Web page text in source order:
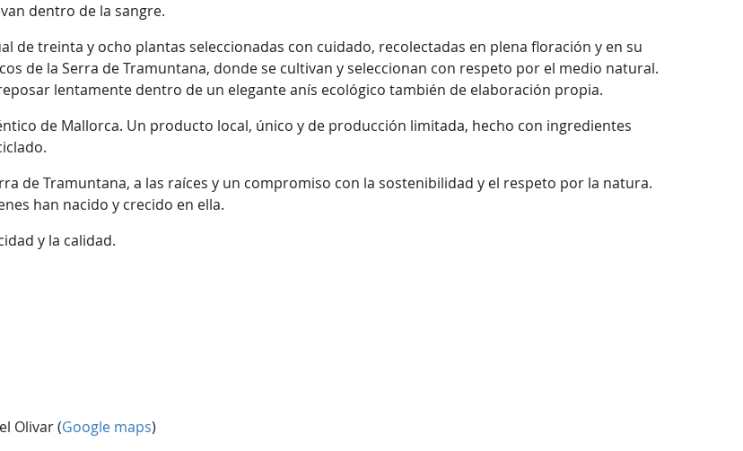
dentro de la sangre.
de treinta y ocho plantas seleccionadas con cuidado, recolectadas en plena floración y en su
de la Serra de Tramuntana, donde se cultivan y seleccionan con respeto por el medio natural.
lentamente dentro de un elegante anís ecológico también de elaboración propia.
de Mallorca. Un producto local, único y de producción limitada, hecho con ingredientes
de Tramuntana, a las raíces y un compromiso con la sostenibilidad y el respeto por la natura.
han nacido y crecido en ella.
y la calidad.
Olivar (Google maps)